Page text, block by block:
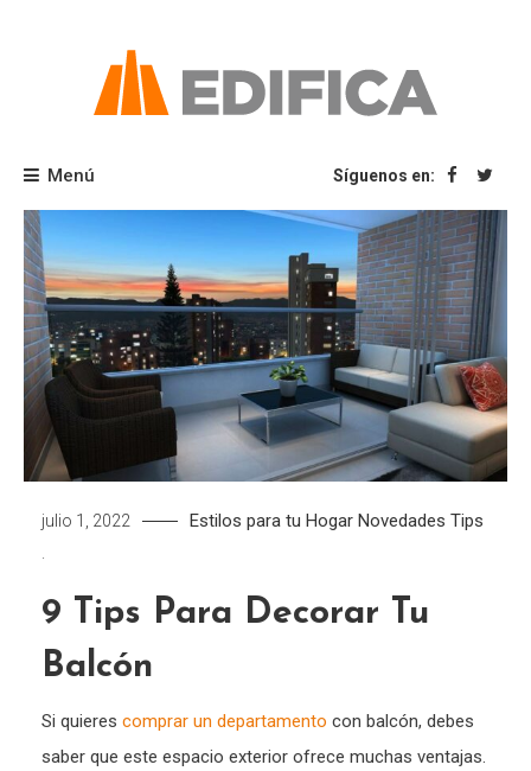
Blog Edifica
Menú Síguenos en:
julio 1, 2022 Estilos para tu Hogar Novedades Tips
9 Tips Para Decorar Tu
Balcón
Si quieres comprar un departamento con balcón, debes
saber que este espacio exterior ofrece muchas ventajas.